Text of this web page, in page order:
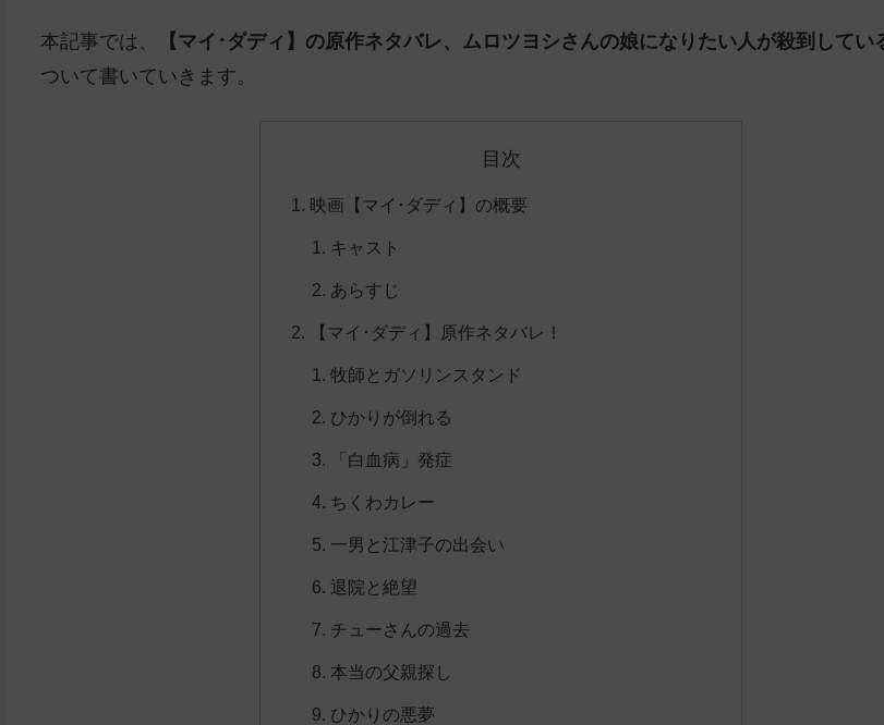
本記事では、 【マイ･ダディ】の原作ネタバレ、ムロツヨシさんの娘になりたい人が殺到してい
ついて書いていきます。
目次
映画【マイ･ダディ】の概要
キャスト
あらすじ
【マイ･ダディ】原作ネタバレ！
牧師とガソリンスタンド
ひかりが倒れる
「白血病」発症
ちくわカレー
一男と江津子の出会い
退院と絶望
チューさんの過去
本当の父親探し
ひかりの悪夢